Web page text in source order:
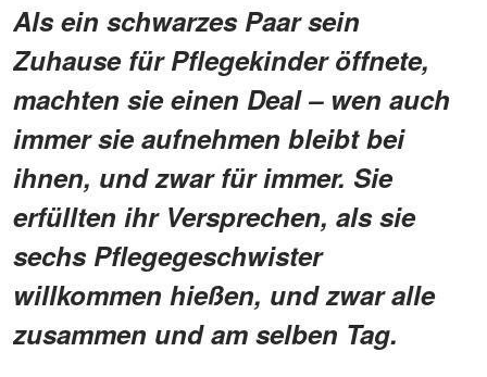
Als ein schwarzes Paar sein
Zuhause für Pflegekinder öffnete,
machten sie einen Deal – wen auch
immer sie aufnehmen bleibt bei
ihnen, und zwar für immer. Sie
erfüllten ihr Versprechen, als sie
sechs Pflegegeschwister
willkommen hießen, und zwar alle
zusammen und am selben Tag.